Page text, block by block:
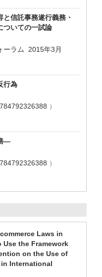
信託事務遂行義務・
ついての一試論
ーラム 2015年3月
行為
）
―
）
Laws in
the Framework
on the Use of
International